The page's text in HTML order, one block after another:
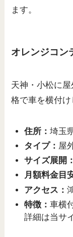
ます。
オレンジコン
天神・小松に
格で車を横付け
住所： 埼玉
タイプ： 屋
サイズ展開：
月額料金目
アクセス：
特徴： 車横
詳細は当サ